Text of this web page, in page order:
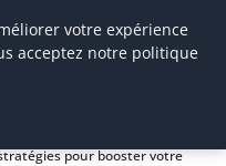
pour booster votre
votre expérience
acceptez notre politique